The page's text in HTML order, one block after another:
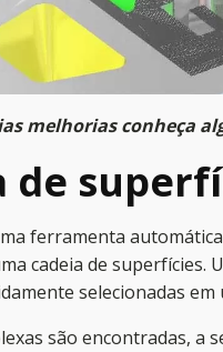
melhorias conheça
de
ferramenta
cadeia de superfícies.
selecionadas em
são encontradas, a